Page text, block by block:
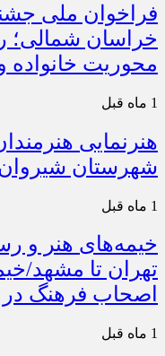
فراخوان ملی
خراسان شمالی؛
محوریت
1 ماه قبل
هنرنمایی
شهرستان
1 ماه قبل
خیمه‌های هنر و
تهران تا مشهد/
اصحاب فرهنگ در
1 ماه قبل